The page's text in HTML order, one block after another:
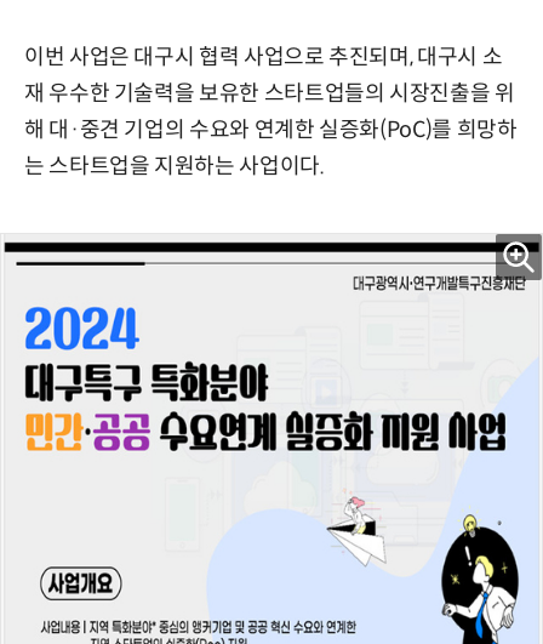
이번 사업은 대구시 협력 사업으로 추진되며, 대구시 소
재 우수한 기술력을 보유한 스타트업들의 시장진출을 위
해 대·중견 기업의 수요와 연계한 실증화(PoC)를 희망하
는 스타트업을 지원하는 사업이다.